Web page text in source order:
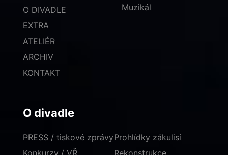
O DIVADLE
EXTRA
ATELIÉR
ARCHIV
KONTAKT
Muzikál
O divadle
PRESS / tiskové zprávyProhlídky zákulisí